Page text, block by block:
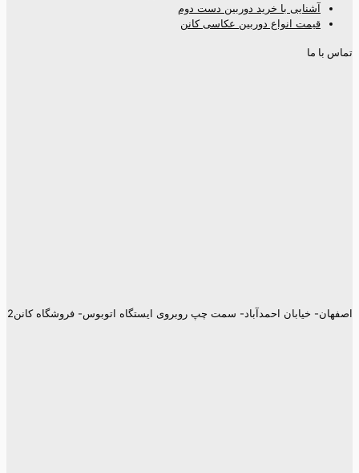
آشنایی با خرید دوربین دست دوم
قیمت انواع دوربین عکاسی کانن
تماس با ما
اصفهان- خیابان احمدآباد- سمت چپ روبروی ایستگاه اتوبوس- فروشگاه کانن2